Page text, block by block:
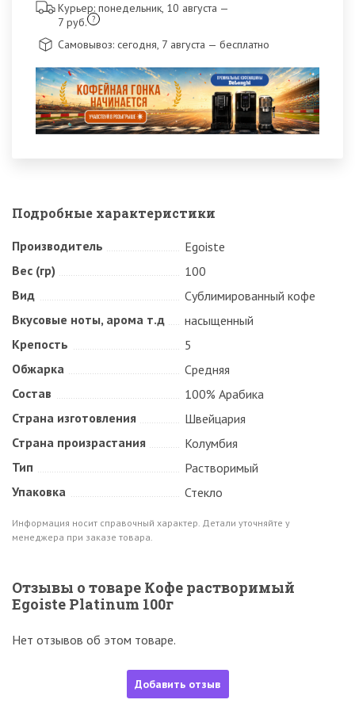
Курьер: понедельник, 10 августа —
7 руб. ?
Самовывоз: сегодня, 7 августа — бесплатно
Подробные характеристики
Производитель
Egoiste
Вес (гр)
100
Вид
Сублимированный кофе
Вкусовые ноты, арома т.д
насыщенный
Крепость
5
Обжарка
Средняя
Состав
100% Арабика
Страна изготовления
Швейцария
Страна произрастания
Колумбия
Тип
Растворимый
Упаковка
Стекло
Информация носит справочный характер. Детали уточняйте у
менеджера при заказе товара.
Отзывы о товаре Кофе растворимый
Egoiste Platinum 100г
Нет отзывов об этом товаре.
Добавить отзыв